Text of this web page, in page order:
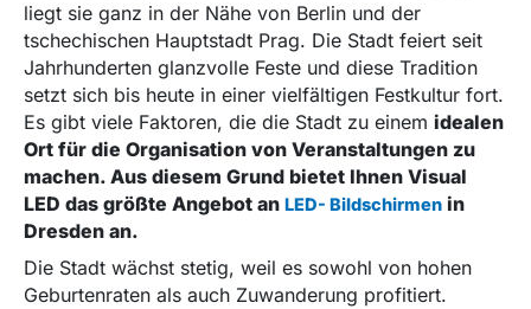
liegt sie ganz in der Nähe von Berlin und der
tschechischen Hauptstadt Prag. Die Stadt feiert seit
Jahrhunderten glanzvolle Feste und diese Tradition
setzt sich bis heute in einer vielfältigen Festkultur fort.
Es gibt viele Faktoren, die die Stadt zu einem idealen
Ort für die Organisation von Veranstaltungen zu
machen. Aus diesem Grund bietet Ihnen Visual
LED das größte Angebot anLED- Bildschirmen in
Dresden an.
Die Stadt wächst stetig, weil es sowohl von hohen
Geburtenraten als auch Zuwanderung profitiert.